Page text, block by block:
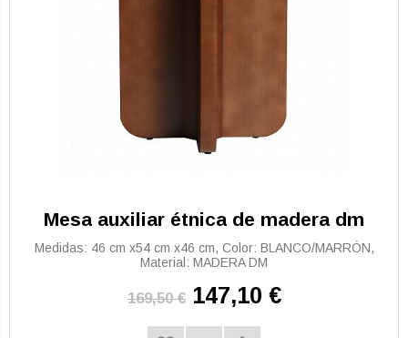
Mesa auxiliar étnica de madera dm
Medidas: 46 cm x54 cm x46 cm, Color: BLANCO/MARRÓN,
Material: MADERA DM
169,50 € 147,10 €